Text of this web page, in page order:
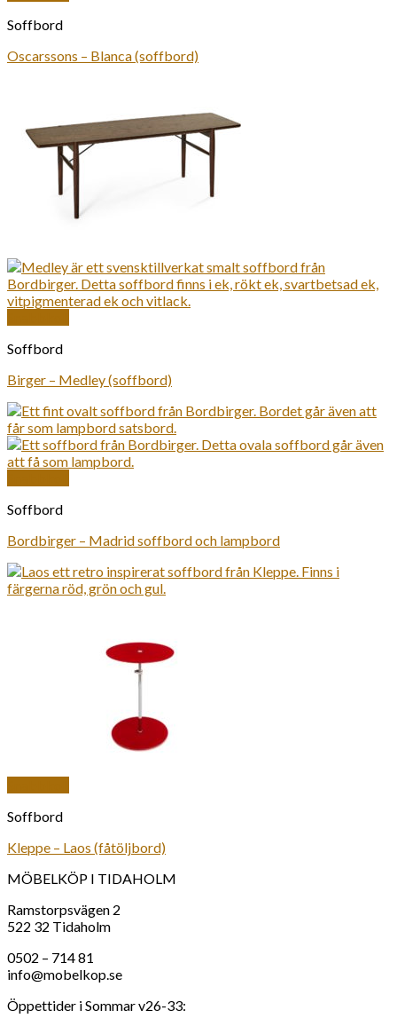
Soffbord
Oscarssons – Blanca (soffbord)
Soffbord
Birger – Medley (soffbord)
Soffbord
Bordbirger – Madrid soffbord och lampbord
Soffbord
Kleppe – Laos (fåtöljbord)
MÖBELKÖP I TIDAHOLM
Ramstorpsvägen 2
522 32 Tidaholm
0502 – 714 81
info@mobelkop.se
Öppettider i Sommar v26-33: